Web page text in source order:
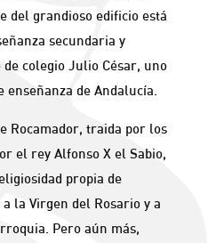
del grandioso edificio está
secundaria y
colegio Julio César, uno
de Andalucía.
Rocamador, traida por los
el rey Alfonso X el Sabio,
propia de
la Virgen del Rosario y a
Pero aún más,